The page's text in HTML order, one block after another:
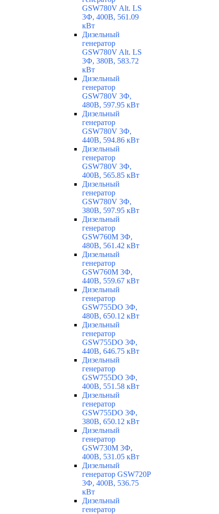
GSW780V Alt. LS
3Ф, 400В, 561.09
кВт
Дизельный
генератор
GSW780V Alt. LS
3Ф, 380В, 583.72
кВт
Дизельный
генератор
GSW780V 3Ф,
480В, 597.95 кВт
Дизельный
генератор
GSW780V 3Ф,
440В, 594.86 кВт
Дизельный
генератор
GSW780V 3Ф,
400В, 565.85 кВт
Дизельный
генератор
GSW780V 3Ф,
380В, 597.95 кВт
Дизельный
генератор
GSW760M 3Ф,
480В, 561.42 кВт
Дизельный
генератор
GSW760M 3Ф,
440В, 559.67 кВт
Дизельный
генератор
GSW755DO 3Ф,
480В, 650.12 кВт
Дизельный
генератор
GSW755DO 3Ф,
440В, 646.75 кВт
Дизельный
генератор
GSW755DO 3Ф,
400В, 551.58 кВт
Дизельный
генератор
GSW755DO 3Ф,
380В, 650.12 кВт
Дизельный
генератор
GSW730M 3Ф,
400В, 531.05 кВт
Дизельный
генератор GSW720P
3Ф, 400В, 536.75
кВт
Дизельный
генератор